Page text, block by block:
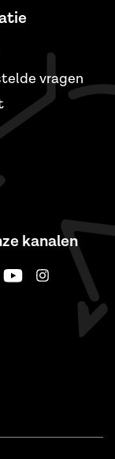
vragen
kanalen